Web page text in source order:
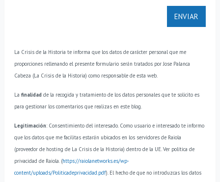
La Crisis de la Historia te informa que los datos de carácter personal que me
proporciones rellenando el presente formulario serán tratados por Jose Palanca
Cabeza (La Crisis de la Historia) como responsable de esta web.
La finalidad de la recogida y tratamiento de los datos personales que te solicito es
para gestionar los comentarios que realizas en este blog.
Legitimación: Consentimiento del interesado. Como usuario e interesado te informo
que los datos que me facilitas estarán ubicados en los servidores de Raiola
(proveedor de hosting de La Crisis de la Historia) dentro de la UE. Ver política de
privacidad de Raiola. (https://raiolanetworks.es/wp-
content/uploads/Politicadeprivacidad.pdf). El hecho de que no introduzcas los datos